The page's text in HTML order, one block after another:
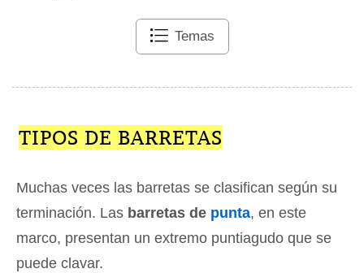
Temas
TIPOS DE BARRETAS
Muchas veces las barretas se clasifican según su
terminación. Las barretas de punta, en este
marco, presentan un extremo puntiagudo que se
puede clavar.